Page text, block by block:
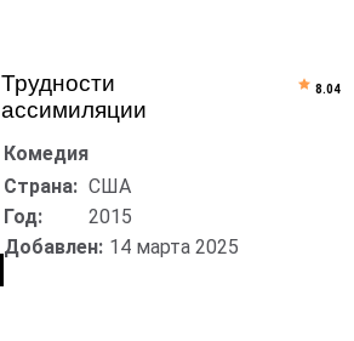
Трудности
ассимиляции
Комедия
Страна: США
Год:
2015
Добавлен: 14 марта 2025
8.04